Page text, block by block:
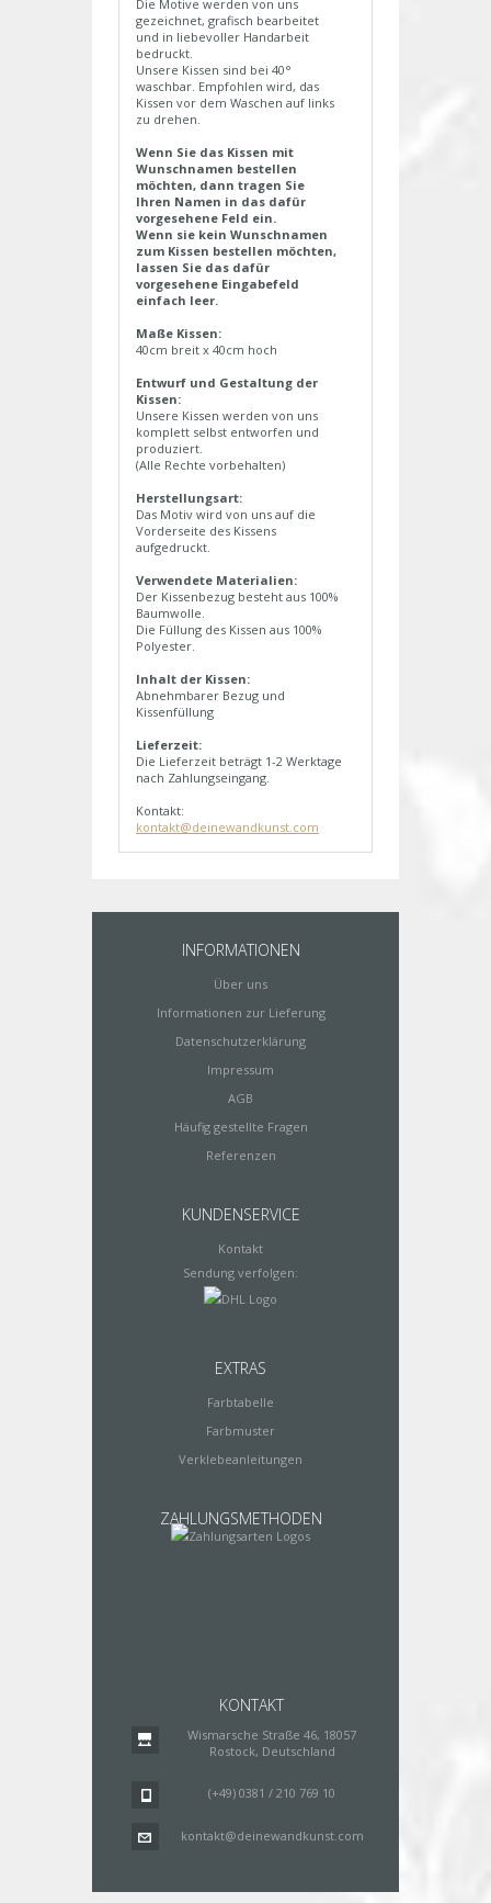
Die Motive werden von uns
gezeichnet, grafisch bearbeitet
und in liebevoller Handarbeit
bedruckt.
Unsere Kissen sind bei 40°
waschbar. Empfohlen wird, das
Kissen vor dem Waschen auf links
zu drehen.
Wenn Sie das Kissen mit
Wunschnamen bestellen
möchten, dann tragen Sie
Ihren Namen in das dafür
vorgesehene Feld ein.
Wenn sie kein Wunschnamen
zum Kissen bestellen möchten,
lassen Sie das dafür
vorgesehene Eingabefeld
einfach leer.
Maße Kissen:
40cm breit x 40cm hoch
Entwurf und Gestaltung der
Kissen:
Unsere Kissen werden von uns
komplett selbst entworfen und
produziert.
(Alle Rechte vorbehalten)
Herstellungsart:
Das Motiv wird von uns auf die
Vorderseite des Kissens
aufgedruckt.
Verwendete Materialien:
Der Kissenbezug besteht aus 100%
Baumwolle.
Die Füllung des Kissen aus 100%
Polyester.
Inhalt der Kissen:
Abnehmbarer Bezug und
Kissenfüllung
Lieferzeit:
Die Lieferzeit beträgt 1-2 Werktage
nach Zahlungseingang.
Kontakt:
kontakt@deinewandkunst.com
INFORMATIONEN
Über uns
Informationen zur Lieferung
Datenschutzerklärung
Impressum
AGB
Häufig gestellte Fragen
Referenzen
KUNDENSERVICE
Kontakt
Sendung verfolgen:
EXTRAS
Farbtabelle
Farbmuster
Verklebeanleitungen
ZAHLUNGSMETHODEN
KONTAKT
Wismarsche Straße 46, 18057
Rostock, Deutschland
(+49) 0381 / 210 769 10
kontakt@deinewandkunst.com